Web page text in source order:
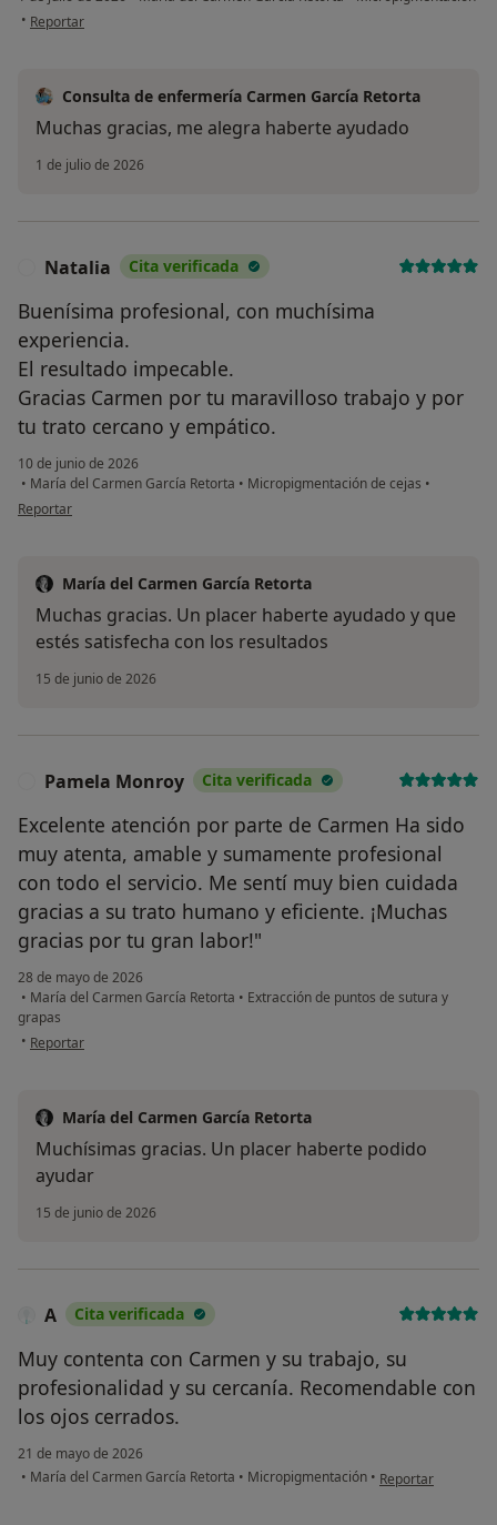
• en opinión del usuario Esther
Reportar
Consulta de enfermería Carmen García Retorta
Muchas gracias, me alegra haberte ayudado
1 de julio de 2026
Natalia Cita verificada
Buenísima profesional, con muchísima
experiencia.
El resultado impecable.
Gracias Carmen por tu maravilloso trabajo y por
tu trato cercano y empático.
10 de junio de 2026
• María del Carmen García Retorta • Micropigmentación de cejas •
en opinión del usuario Natalia
Reportar
María del Carmen García Retorta
Muchas gracias. Un placer haberte ayudado y que
estés satisfecha con los resultados
15 de junio de 2026
Pamela Monroy Cita verificada
Excelente atención por parte de Carmen Ha sido
muy atenta, amable y sumamente profesional
con todo el servicio. Me sentí muy bien cuidada
gracias a su trato humano y eficiente. ¡Muchas
gracias por tu gran labor!"
28 de mayo de 2026
• María del Carmen García Retorta • Extracción de puntos de sutura y
grapas
• en opinión del usuario Pamela Monroy
Reportar
María del Carmen García Retorta
Muchísimas gracias. Un placer haberte podido
ayudar
15 de junio de 2026
A Cita verificada
Muy contenta con Carmen y su trabajo, su
profesionalidad y su cercanía. Recomendable con
los ojos cerrados.
21 de mayo de 2026
• María del Carmen García Retorta • Micropigmentación • en opinión del
Reportar